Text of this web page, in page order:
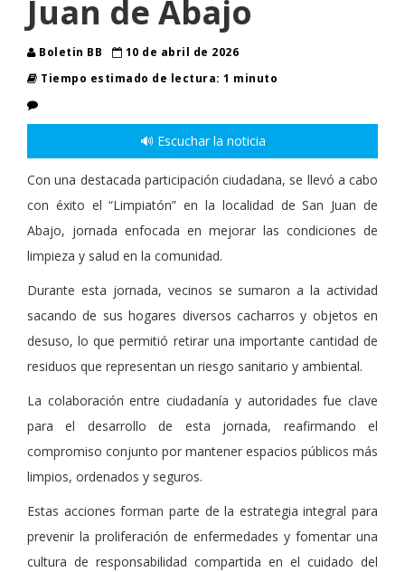
Juan de Abajo
Boletin BB
10 de abril de 2026
Tiempo estimado de lectura: 1 minuto
🔊 Escuchar la noticia
Con una destacada participación ciudadana, se llevó a cabo
con éxito el “Limpiatón” en la localidad de San Juan de
Abajo, jornada enfocada en mejorar las condiciones de
limpieza y salud en la comunidad.
Durante esta jornada, vecinos se sumaron a la actividad
sacando de sus hogares diversos cacharros y objetos en
desuso, lo que permitió retirar una importante cantidad de
residuos que representan un riesgo sanitario y ambiental.
La colaboración entre ciudadanía y autoridades fue clave
para el desarrollo de esta jornada, reafirmando el
compromiso conjunto por mantener espacios públicos más
limpios, ordenados y seguros.
Estas acciones forman parte de la estrategia integral para
prevenir la proliferación de enfermedades y fomentar una
cultura de responsabilidad compartida en el cuidado del